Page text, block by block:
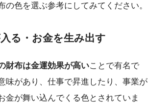
色を選ぶ参考にしてみてください。
る・お金を生み出す
財布は金運効果が高いことで有名で
味があり、仕事で昇進したり、事業が
金が舞い込んでくる色とされていま